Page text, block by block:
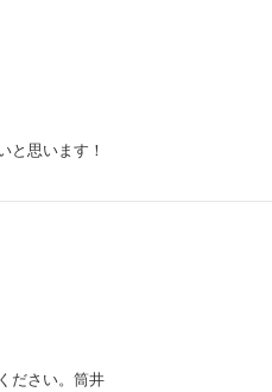
と思います！
ださい。筒井